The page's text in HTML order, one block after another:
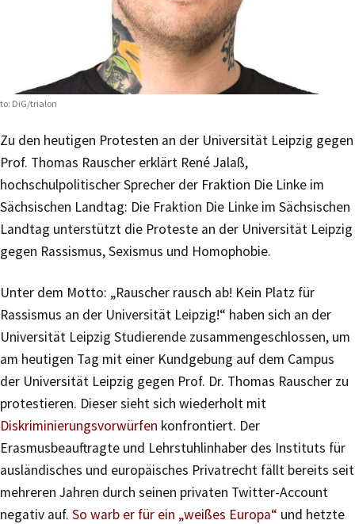
DiG/trialon
Zu den heutigen Protesten an der Universität Leipzig gegen
Prof. Thomas Rauscher erklärt René Jalaß,
hochschulpolitischer Sprecher der Fraktion Die Linke im
Sächsischen Landtag: Die Fraktion Die Linke im Sächsischen
Landtag unterstützt die Proteste an der Universität Leipzig
gegen Rassismus, Sexismus und Homophobie.
Unter dem Motto: „Rauscher rausch ab! Kein Platz für
Rassismus an der Universität Leipzig!“ haben sich an der
Universität Leipzig Studierende zusammengeschlossen, um
am heutigen Tag mit einer Kundgebung auf dem Campus
der Universität Leipzig gegen Prof. Dr. Thomas Rauscher zu
protestieren. Dieser sieht sich wiederholt mit
Diskriminierungsvorwürfen konfrontiert. Der
Erasmusbeauftragte und Lehrstuhlinhaber des Instituts für
ausländisches und europäisches Privatrecht fällt bereits seit
mehreren Jahren durch seinen privaten Twitter-Account
negativ auf. So warb er für ein „weißes Europa“ und hetzte